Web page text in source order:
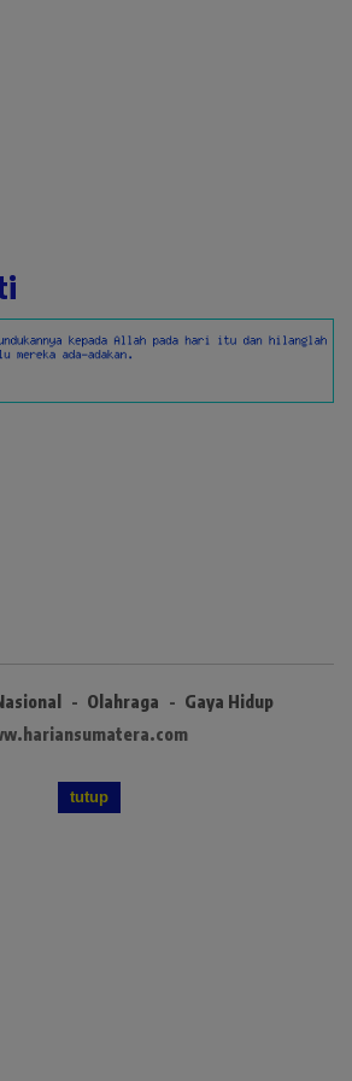
Olahraga
Gaya Hidup
tutup